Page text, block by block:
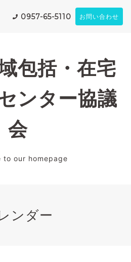
0957-65-5110 お問い合わせ
包括・在宅
ンター協議
会
to our homepage
ンダー